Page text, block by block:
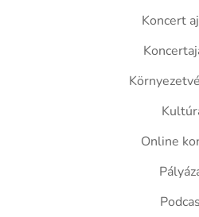
Koncert
Online